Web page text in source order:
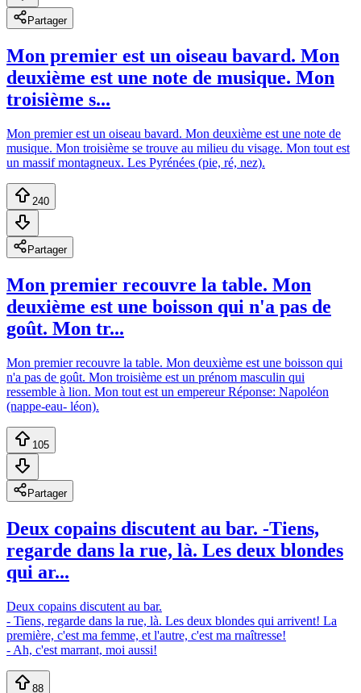
Partager
Mon premier est un oiseau bavard. Mon
deuxième est une note de musique. Mon
troisième s...
Mon premier est un oiseau bavard. Mon deuxième est une note de
musique. Mon troisième se trouve au milieu du visage. Mon tout est
un massif montagneux. Les Pyrénées (pie, ré, nez).
240
Partager
Mon premier recouvre la table. Mon
deuxième est une boisson qui n'a pas de
goût. Mon tr...
Mon premier recouvre la table. Mon deuxième est une boisson qui
n'a pas de goût. Mon troisième est un prénom masculin qui
ressemble à lion. Mon tout est un empereur Réponse: Napoléon
(nappe-eau- léon).
105
Partager
Deux copains discutent au bar. -Tiens,
regarde dans la rue, là. Les deux blondes
qui ar...
Deux copains discutent au bar.
- Tiens, regarde dans la rue, là. Les deux blondes qui arrivent! La
première, c'est ma femme, et l'autre, c'est ma rnaîtresse!
- Ah, c'est marrant, moi aussi!
88